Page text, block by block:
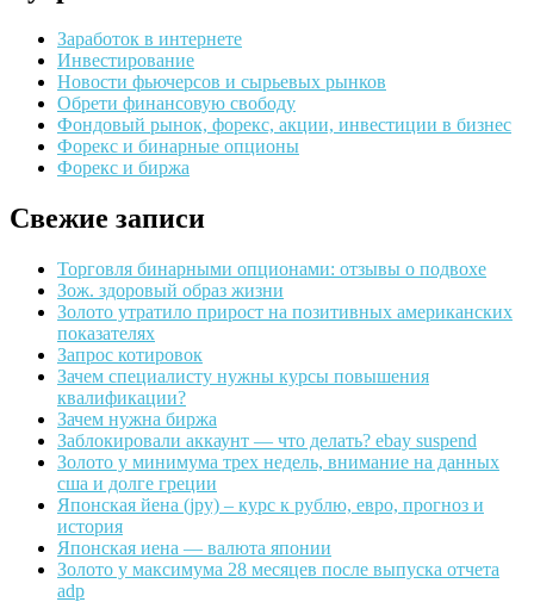
Заработок в интернете
Инвестирование
Новости фьючерсов и сырьевых рынков
Обрети финансовую свободу
Фондовый рынок, форекс, акции, инвестиции в бизнес
Форекс и бинарные опционы
Форекс и биржа
Свежие записи
Торговля бинарными опционами: отзывы о подвохе
Зож. здоровый образ жизни
Золото утратило прирост на позитивных американских
показателях
Запрос котировок
Зачем специалисту нужны курсы повышения
квалификации?
Зачем нужна биржа
Заблокировали аккаунт — что делать? ebay suspend
Золото у минимума трех недель, внимание на данных
сша и долге греции
Японская йена (jpy) – курс к рублю, евро, прогноз и
история
Японская иена — валюта японии
Золото у максимума 28 месяцев после выпуска отчета
adp